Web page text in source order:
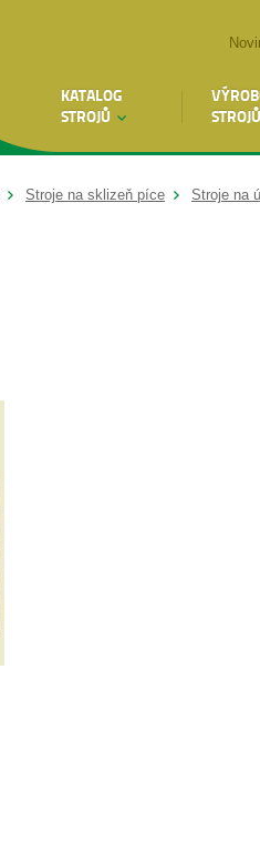
KATALOG
STROJŮ
STROJŮ
Stroje na sklizeň píce Stroje na